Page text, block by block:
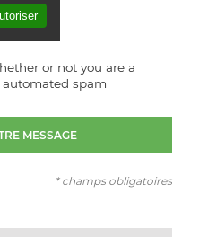
or not you are a
spam
* champs obligatoires